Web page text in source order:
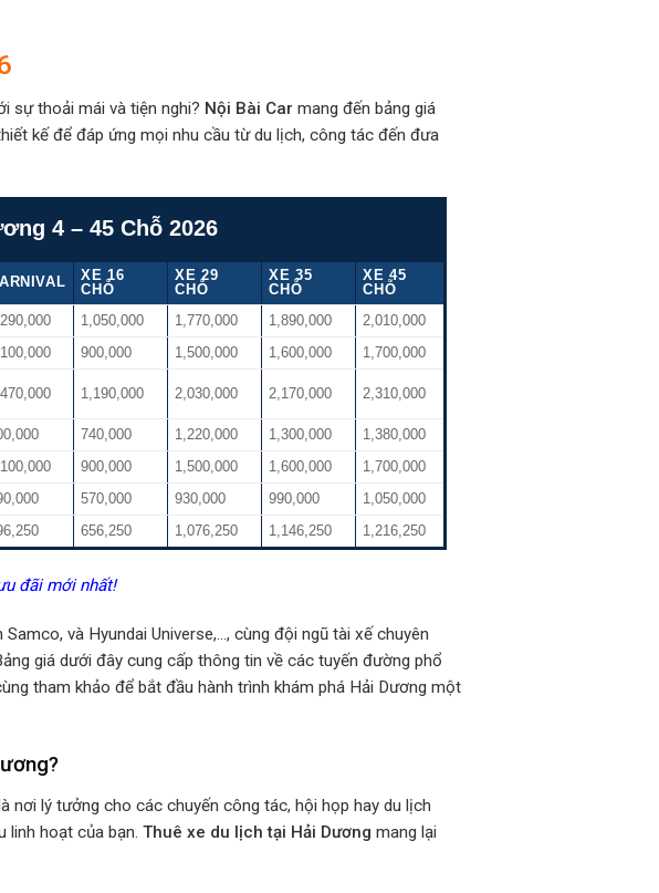
sự thoải mái và tiện nghi? Nội Bài Car mang đến bảng giá
kế để đáp ứng mọi nhu cầu từ du lịch, công tác đến đưa
4 – 45 Chỗ 2026
XE 16
CHỖ
XE 29
CHỖ
XE 35
CHỖ
XE 45
CHỖ
1,050,000 1,770,000 1,890,000 2,010,000
900,000 1,500,000 1,600,000 1,700,000
1,190,000 2,030,000 2,170,000 2,310,000
740,000 1,220,000 1,300,000 1,380,000
900,000 1,500,000 1,600,000 1,700,000
570,000 930,000 990,000 1,050,000
656,250 1,076,250 1,146,250 1,216,250
đãi mới nhất!
và Hyundai Universe,…, cùng đội ngũ tài xế chuyên
giá dưới đây cung cấp thông tin về các tuyến đường phổ
tham khảo để bắt đầu hành trình khám phá Hải Dương một
nơi lý tưởng cho các chuyến công tác, hội họp hay du lịch
linh hoạt của bạn. Thuê xe du lịch tại Hải Dương mang lại